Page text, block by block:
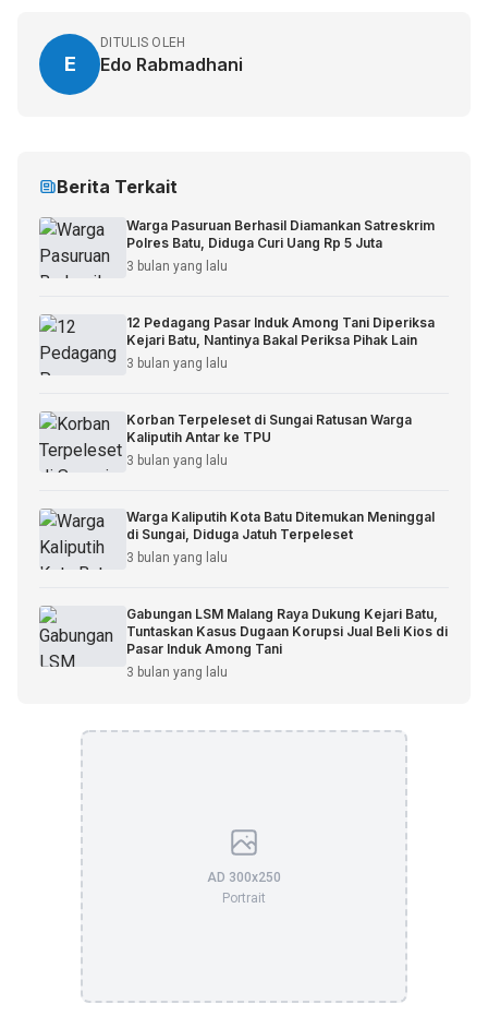
E
DITULIS OLEH
Edo Rabmadhani
Berita Terkait
Warga Pasuruan Berhasil Diamankan Satreskrim
Polres Batu, Diduga Curi Uang Rp 5 Juta
3 bulan yang lalu
12 Pedagang Pasar Induk Among Tani Diperiksa
Kejari Batu, Nantinya Bakal Periksa Pihak Lain
3 bulan yang lalu
Korban Terpeleset di Sungai Ratusan Warga
Kaliputih Antar ke TPU
3 bulan yang lalu
Warga Kaliputih Kota Batu Ditemukan Meninggal
di Sungai, Diduga Jatuh Terpeleset
3 bulan yang lalu
Gabungan LSM Malang Raya Dukung Kejari Batu,
Tuntaskan Kasus Dugaan Korupsi Jual Beli Kios di
Pasar Induk Among Tani
3 bulan yang lalu
AD 300x250
Portrait